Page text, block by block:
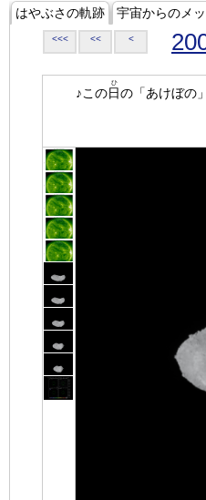
はやぶさの軌跡 宇宙からのメ
<<< << <
♪この日
ひ
の「あけぼの」